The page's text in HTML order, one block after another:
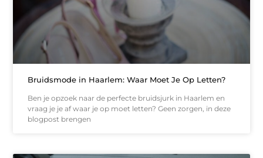
Bruidsmode in Haarlem: Waar Moet Je Op Letten?
Ben je opzoek naar de perfecte bruidsjurk in Haarlem en
vraag je je af waar je op moet letten? Geen zorgen, in deze
blogpost brengen